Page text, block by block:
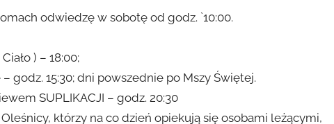
odwiedzę w sobotę od godz. `10:00.
) – 18:00;
godz. 15:30; dni powszednie po Mszy Świętej.
SUPLIKACJI – godz. 20:30